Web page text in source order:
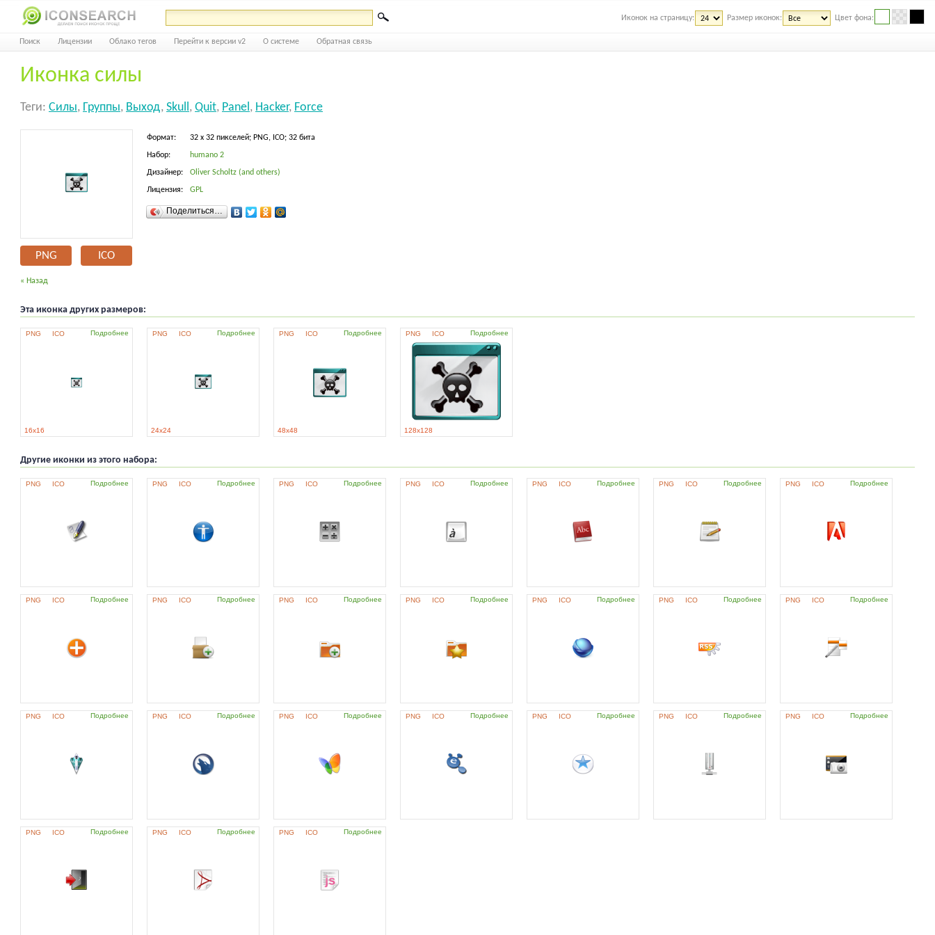
Иконок на страницу: Размер иконок: Цвет фона:
Поиск Лицензии Облако тегов Перейти к версии v2 О системе Обратная связь
Иконка силы
Теги: Силы, Группы, Выход, Skull, Quit, Panel, Hacker, Force
PNG ICO
Формат: 32 x 32 пикселей; PNG, ICO; 32 бита
Набор: humano 2
Дизайнер: Oliver Scholtz (and others)
Лицензия: GPL
Поделиться…
« Назад
Эта иконка других размеров:
PNG ICO Подробнее
16x16
PNG ICO Подробнее
24x24
PNG ICO Подробнее
48x48
PNG ICO Подробнее
128x128
Другие иконки из этого набора:
PNG ICO Подробнее PNG ICO Подробнее PNG ICO Подробнее PNG ICO Подробнее PNG ICO Подробнее PNG ICO Подробнее PNG ICO Подробнее
PNG ICO Подробнее PNG ICO Подробнее PNG ICO Подробнее PNG ICO Подробнее PNG ICO Подробнее PNG ICO Подробнее PNG ICO Подробнее
PNG ICO Подробнее PNG ICO Подробнее PNG ICO Подробнее PNG ICO Подробнее PNG ICO Подробнее PNG ICO Подробнее PNG ICO Подробнее
PNG ICO Подробнее PNG ICO Подробнее PNG ICO Подробнее